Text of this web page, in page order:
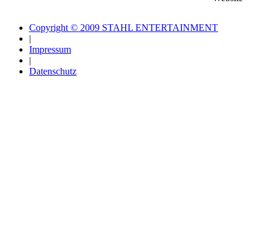
Copyright © 2009 STAHL ENTERTAINMENT
|
Impressum
|
Datenschutz